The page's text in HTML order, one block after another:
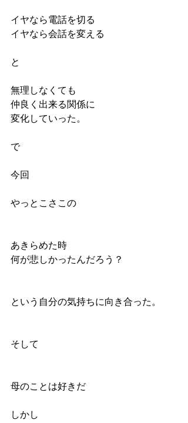
イヤなら電話を切る
イヤなら会話を変える
と
無理しなくても
仲良く出来る関係に
変化していった。
で
今回
やっとこさこの
あきらめた時
何が悲しかったんだろう？
という自分の気持ちに向き合った。
そして
母のことは好きだ
しかし